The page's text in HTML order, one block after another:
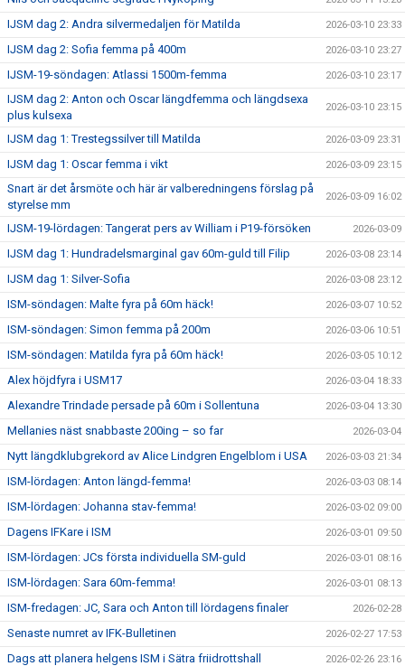
IJSM dag 2: Andra silvermedaljen för Matilda 2026-03-10 23:33
IJSM dag 2: Sofia femma på 400m 2026-03-10 23:27
IJSM-19-söndagen: Atlassi 1500m-femma 2026-03-10 23:17
IJSM dag 2: Anton och Oscar längdfemma och längdsexa
plus kulsexa
2026-03-10 23:15
IJSM dag 1: Trestegssilver till Matilda 2026-03-09 23:31
IJSM dag 1: Oscar femma i vikt 2026-03-09 23:15
Snart är det årsmöte och här är valberedningens förslag på
styrelse mm
2026-03-09 16:02
IJSM-19-lördagen: Tangerat pers av William i P19-försöken 2026-03-09
IJSM dag 1: Hundradelsmarginal gav 60m-guld till Filip 2026-03-08 23:14
IJSM dag 1: Silver-Sofia 2026-03-08 23:12
ISM-söndagen: Malte fyra på 60m häck! 2026-03-07 10:52
ISM-söndagen: Simon femma på 200m 2026-03-06 10:51
ISM-söndagen: Matilda fyra på 60m häck! 2026-03-05 10:12
Alex höjdfyra i USM17 2026-03-04 18:33
Alexandre Trindade persade på 60m i Sollentuna 2026-03-04 13:30
Mellanies näst snabbaste 200ing – so far 2026-03-04
Nytt längdklubgrekord av Alice Lindgren Engelblom i USA 2026-03-03 21:34
ISM-lördagen: Anton längd-femma! 2026-03-03 08:14
ISM-lördagen: Johanna stav-femma! 2026-03-02 09:00
Dagens IFKare i ISM 2026-03-01 09:50
ISM-lördagen: JCs första individuella SM-guld 2026-03-01 08:16
ISM-lördagen: Sara 60m-femma! 2026-03-01 08:13
ISM-fredagen: JC, Sara och Anton till lördagens finaler 2026-02-28
Senaste numret av IFK-Bulletinen 2026-02-27 17:53
Dags att planera helgens ISM i Sätra friidrottshall 2026-02-26 23:16